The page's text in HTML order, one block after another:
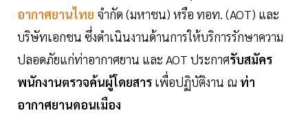
อากาศยานไทย จำกัด (มหาชน) หรือ ทอท. (AOT) และ
บริษัทเอกชน ซึ่งดำเนินงานด้านการให้บริการรักษาความ
ปลอดภัยแก่ท่าอากาศยาน และ AOT ประกาศรับสมัคร
พนักงานตรวจค้นผู้โดยสาร เพื่อปฏิบัติงาน ณ ท่า
อากาศยานดอนเมือง